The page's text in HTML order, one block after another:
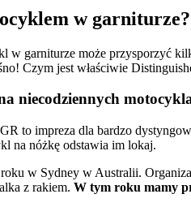
w garniturze?​
w garniturze może przysporzyć
Czym jest właściwie
niecodziennych
to impreza dla bardzo
na nóżkę odstawia im lokaj.
w Sydney w Australii.
z rakiem. W tym roku mamy